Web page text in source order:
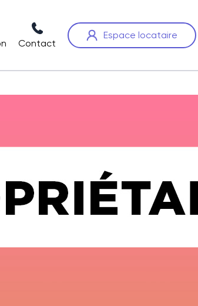
Contact
Espace locataire